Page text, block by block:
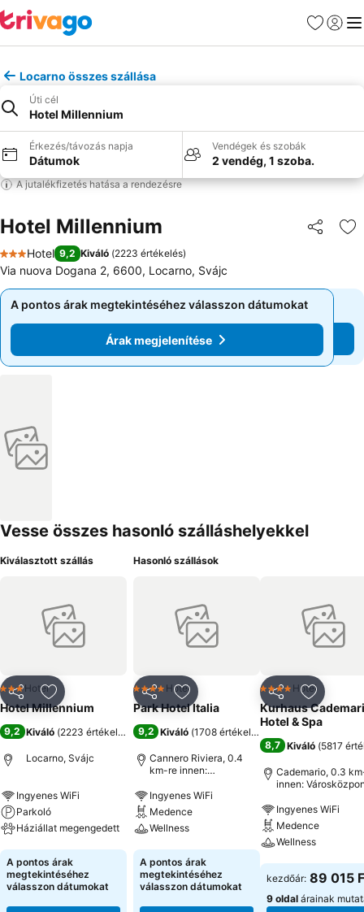
Kedvencek
Locarno összes szállása
Úti cél
Hotel Millennium
Érkezés/távozás napja
Dátumok
Vendégek és szobák
2 vendég, 1 szoba.
A jutalékfizetés hatása a rendezésre
Hotel Millennium
3 Kategória
Hotel 9,2 Kiváló (2223 értékelés)
Via nuova Dogana 2, 6600, Locarno, Svájc
A pontos árak megtekintéséhez válasszon dátumokat
Árak megjelenítése
A pontos árak megtekintéséhez válasszon dátumokat
Árak megjelenítése
Vesse összes hasonló szálláshelyekkel
Kiválasztott szállás
MegosztásHozzáadás a kedvencekhez
3 Kategória
Hotel
Hotel Millennium
9,2 Kiváló (2223 értékelés
Locarno, Svájc
Ingyenes WiFi
Parkoló
Háziállat megengedett
Árak megjelenítése
A pontos árak
megtekintéséhez
válasszon dátumokat
Hasonló szállások
MegosztásHozzáadás a kedvencekhez
4 Kategória
Hotel
Park Hotel Italia
9,2 Kiváló (1708 értékelés
Cannero Riviera, 0.4
km-re innen:
Ingyenes WiFi
Medence
Wellness
Árak megjelenítése
A pontos árak
megtekintéséhez
válasszon dátumokat
Megosztás
4 Kategória
Hotel
Kurhaus
Hotel & Spa
8,7 Kiváló (5817
Cademario, 0.3
innen:
Ingyenes WiFi
Medence
Wellness
Árak
kezdőár: 89 015
9 oldal árainak